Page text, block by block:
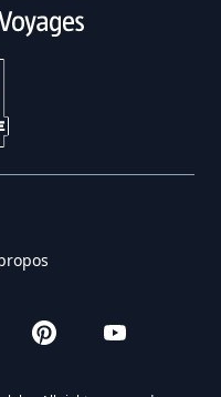
PinterestYouTube